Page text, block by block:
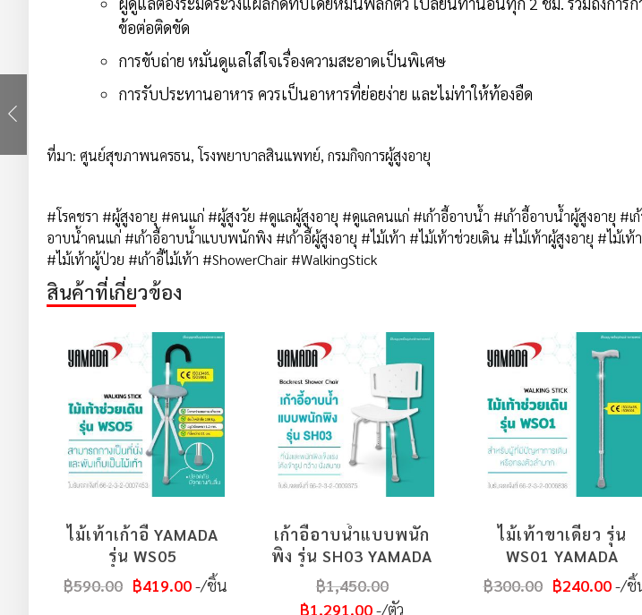
ข้อต่อติดขัด
การขับถ่าย หมั่นดูแลใส่ใจเรื่องความสะอาดเป็นพิเศษ
การรับประทานอาหาร ควรเป็นอาหารที่ย่อยง่าย และไม่ทำให้ท้องอืด
ที่มา: ศูนย์สุขภาพนครธน, โรงพยาบาลสินแพทย์, กรมกิจการผู้สูงอายุ
#โรคชรา #ผู้สูงอายุ #คนแก่ #ผู้สูงวัย #ดูแลผู้สูงอายุ #ดูแลคนแก่ #เก้าอี้อาบน้ำ #เก้าอี้อาบน้ำผู้สูงอายุ #เ
อาบน้ำคนแก่ #เก้าอี้อาบน้ำแบบพนักพิง #เก้าอี้ผู้สูงอายุ #ไม้เท้า #ไม้เท้าช่วยเดิน #ไม้เท้าผู้สูงอายุ #ไม้เท้
#ไม้เท้าผู้ป่วย #เก้าอี้ไม้เท้า #ShowerChair #WalkingStick
สินค้าที่เกี่ยวข้อง
ไม้เท้าเก้าอี้ YAMADA
รุ่น WS05
฿590.00 ฿419.00 /ชิ้น
เก้าอี้อาบน้ำแบบพนัก
พิง รุ่น SH03 YAMADA
฿1,450.00
฿1,291.00 /ตัว
ไม้เท้าขาเดียว รุ่น
WS01 YAMADA
฿300.00 ฿240.00 /ชิ้